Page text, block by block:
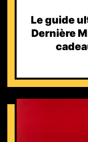
Le guide
Dernière